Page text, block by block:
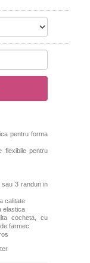
pentru forma
flexibile pentru
3 randuri in
calitate
elastica
cocheta, cu
farmec